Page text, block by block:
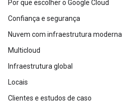
Por que escolher o Google Cloud
Confiança e segurança
Nuvem com infraestrutura moderna
Multicloud
Infraestrutura global
Locais
Clientes e estudos de caso